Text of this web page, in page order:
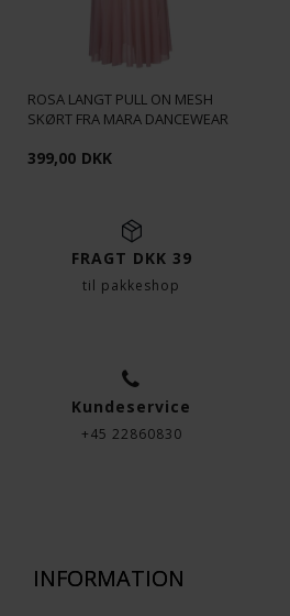
ROSA LANGT PULL ON MESH
SKØRT FRA MARA DANCEWEAR
399,00 DKK
FRAGT DKK 39
til pakkeshop
Kundeservice
+45 22860830
INFORMATION